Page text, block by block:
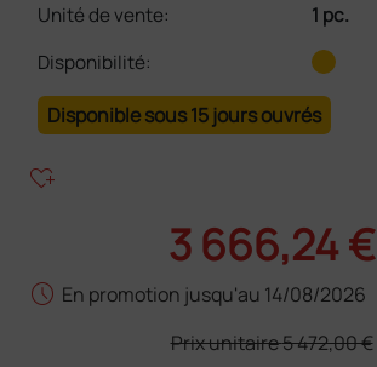
Unité de vente:
1 pc.
Disponibilité:
Disponible sous 15 jours ouvrés
heart_plus
3 666,24 €
schedule En promotion jusqu'au 14/08/2026
Prix unitaire5 472,00 €